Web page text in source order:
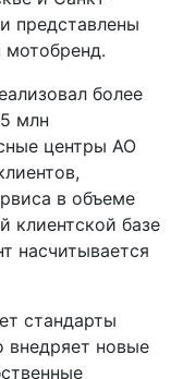
представлены
более
млн
центры АО
в объеме
клиентской базе
насчитывается
стандарты
внедряет новые